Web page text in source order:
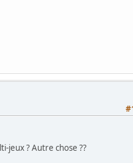
jeux ? Autre chose ??